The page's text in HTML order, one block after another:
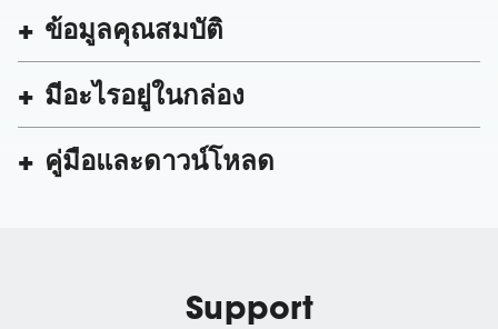
ข้อมูลคุณสมบัติ
มีอะไรอยู่ในกล่อง
คู่มือและดาวน์โหลด
Support